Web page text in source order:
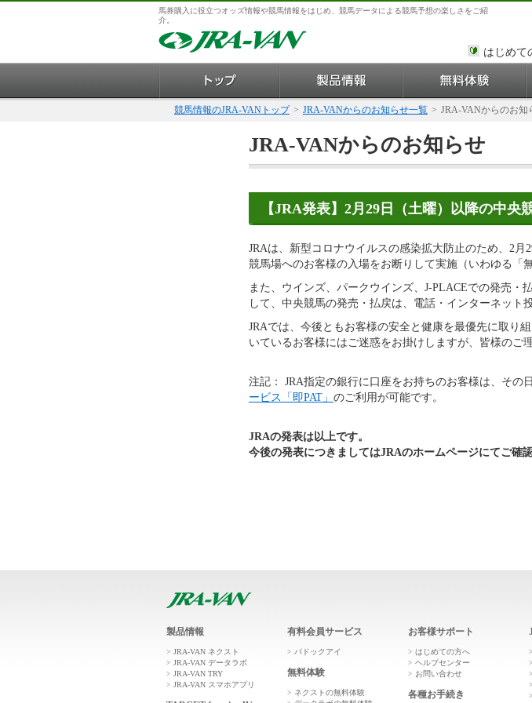
馬券購入に役立つオッズ情報や競馬情報をはじめ、競馬データによる競馬予想の楽しさをご紹
介。
はじめて
競馬情報のJRA-VANトップ > JRA-VANからのお知らせ一覧 > JRA-VANからのお知
JRA-VANからのお知らせ
【JRA発表】2月29日（土曜）以降の中央
JRAは、新型コロナウイルスの感染拡大防止のため、2
競馬場へのお客様の入場をお断りして実施（いわゆる「
また、ウインズ、パークウインズ、J-PLACEでの発売・
して、中央競馬の発売・払戻は、電話・インターネット
JRAでは、今後ともお客様の安全と健康を最優先に取り
いているお客様にはご迷惑をお掛けしますが、皆様のご
注記： JRA指定の銀行に口座をお持ちのお客様は、その
ービス「即PAT」 のご利用が可能です。
JRAの発表は以上です。
今後の発表につきましてはJRAのホームページにてご確認
製品情報
JRA-VAN ネクスト
JRA-VAN データラボ
JRA-VAN TRY
JRA-VAN スマホアプリ
有料会員サービス
パドックアイ
無料体験
ネクストの無料体験
お客様サポート
はじめての方へ
ヘルプセンター
お問い合わせ
各種お手続き